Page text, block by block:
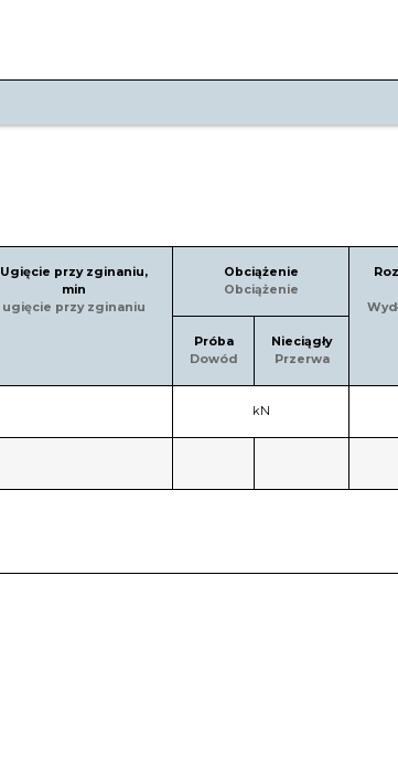
Ugięcie przy zginaniu,
min
ugięcie przy zginaniu
Obciążenie
Obciążenie
Próba
Dowód
Nieciągły
Przerwa
kN